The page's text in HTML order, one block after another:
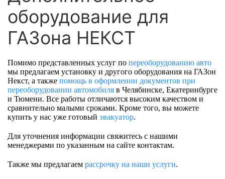
оборудование для
ГАЗона НЕКСТ
Помимо представленных услуг по переоборудованию авто
мы предлагаем установку и другого оборудования на ГАЗон
Некст, а также помощь в оформлении документов при
переоборудовании автомобиля в Челябинске, Екатеринбурге
и Тюмени. Все работы отличаются высоким качеством и
сравнительно малыми сроками. Кроме того, вы можете
купить у нас уже готовый эвакуатор.
Для уточнения информации свяжитесь с нашими
менеджерами по указанным на сайте контактам.
Также мы предлагаем рассрочку на наши услуги.